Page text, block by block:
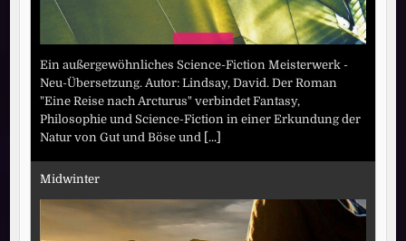
Ein außergewöhnliches Science-Fiction Meisterwerk -
Neu-Übersetzung. Autor: Lindsay, David. Der Roman
"Eine Reise nach Arcturus" verbindet Fantasy,
Philosophie und Science-Fiction in einer Erkundung der
Natur von Gut und Böse und [...]
Midwinter